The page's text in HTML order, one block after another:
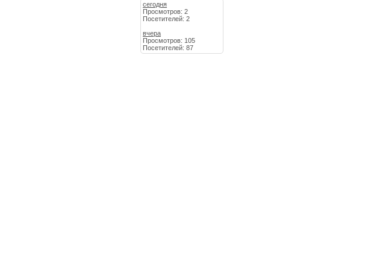
сегодня
Просмотров: 2
Посетителей: 2
вчера
Просмотров: 105
Посетителей: 87